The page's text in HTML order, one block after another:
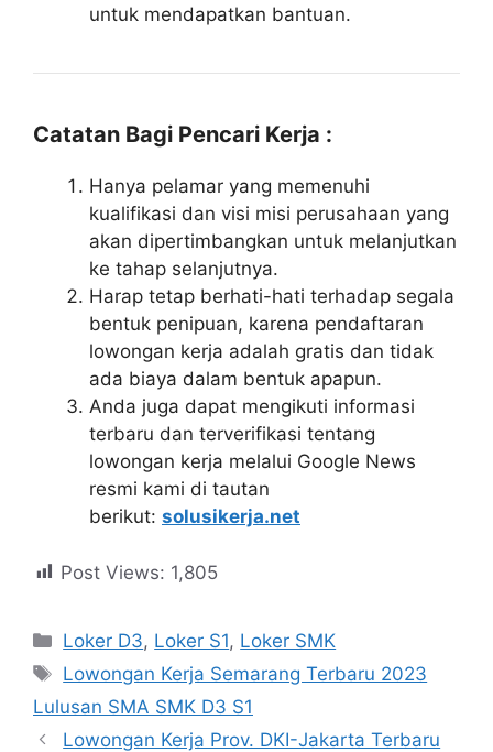
untuk mendapatkan bantuan.
Catatan Bagi Pencari Kerja :
Hanya pelamar yang memenuhi
kualifikasi dan visi misi perusahaan yang
akan dipertimbangkan untuk melanjutkan
ke tahap selanjutnya.
Harap tetap berhati-hati terhadap segala
bentuk penipuan, karena pendaftaran
lowongan kerja adalah gratis dan tidak
ada biaya dalam bentuk apapun.
Anda juga dapat mengikuti informasi
terbaru dan terverifikasi tentang
lowongan kerja melalui Google News
resmi kami di tautan
berikut: solusikerja.net
Post Views: 1,805
Kategori
Loker D3, Loker S1, Loker SMK
Tag
Lowongan Kerja Semarang Terbaru 2023
Lulusan SMA SMK D3 S1
Lowongan Kerja Prov. DKI-Jakarta Terbaru